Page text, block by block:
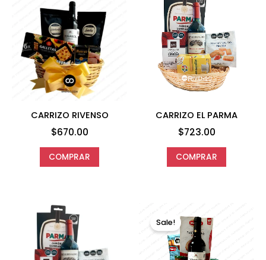
CARRIZO RIVENSO
$670.00
COMPRAR
CARRIZO EL PARMA
$723.00
COMPRAR
Sale!
price
was:
$820.00.